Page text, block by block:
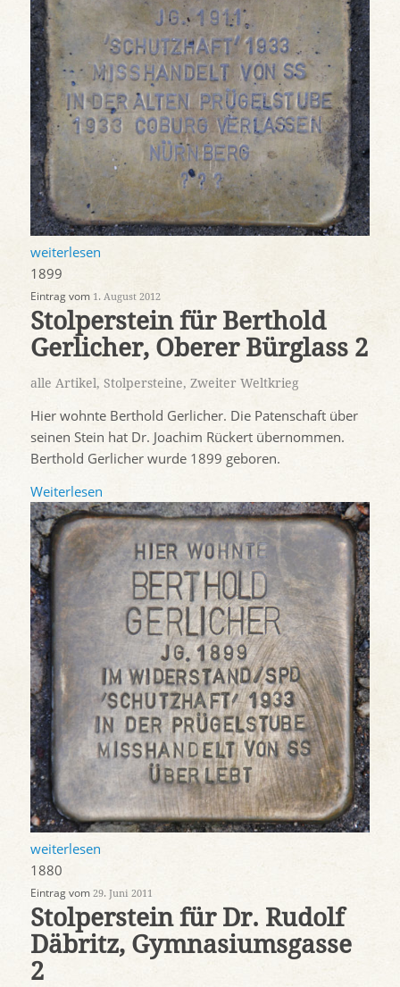
weiterlesen
1899
Eintrag vom 1. August 2012
Stolperstein für Berthold
Gerlicher, Oberer Bürglass 2
alle Artikel, Stolpersteine, Zweiter Weltkrieg
Hier wohnte Berthold Gerlicher. Die Patenschaft über
seinen Stein hat Dr. Joachim Rückert übernommen.
Berthold Gerlicher wurde 1899 geboren.
Weiterlesen
weiterlesen
1880
Eintrag vom 29. Juni 2011
Stolperstein für Dr. Rudolf
Däbritz, Gymnasiumsgasse
2